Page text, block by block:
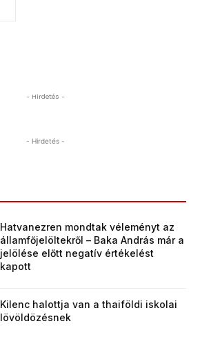
- Hirdetés -
- Hirdetés -
Hatvanezren mondtak véleményt az
államfőjelöltekről – Baka András már a
jelölése előtt negatív értékelést
kapott
Kilenc halottja van a thaiföldi iskolai
lövöldözésnek